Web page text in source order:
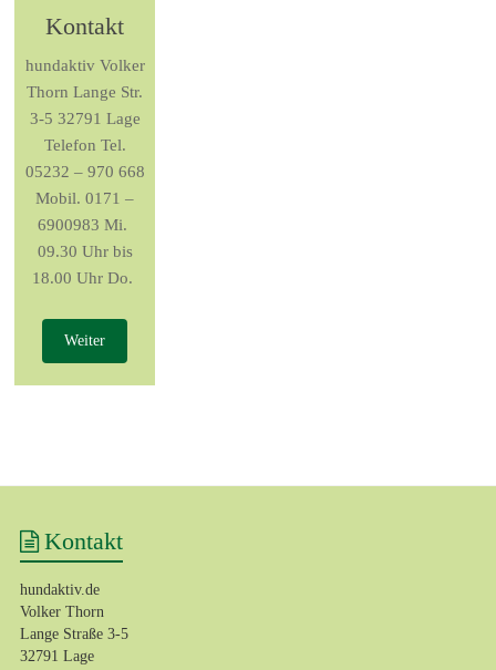
Kontakt
hundaktiv Volker
Thorn Lange Str.
3-5 32791 Lage
Telefon Tel.
05232 – 970 668
Mobil. 0171 –
6900983‬ Mi.
09.30 Uhr bis
18.00 Uhr Do.
Weiter
Kontakt
hundaktiv.de
Volker Thorn
Lange Straße 3-5
32791 Lage